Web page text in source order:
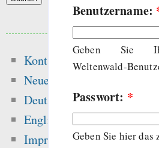
Benutzername:
Geben Sie
Weltenwald-
Passwort: *
Geben Sie hier das
Kontakt
Neue Inhalte
Deutsch
English
Impressum